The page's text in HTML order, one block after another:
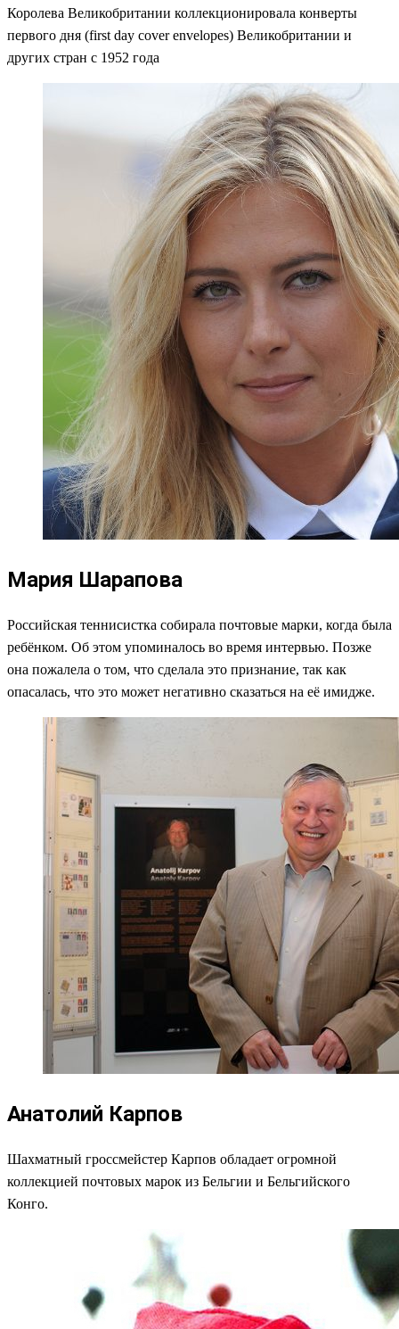
Королева Великобритании коллекционировала конверты
первого дня (first day cover envelopes) Великобритании и
других стран с 1952 года
Мария Шарапова
Российская теннисистка собирала почтовые марки, когда была
ребёнком. Об этом упоминалось во время интервью. Позже
она пожалела о том, что сделала это признание, так как
опасалась, что это может негативно сказаться на её имидже.
Анатолий Карпов
Шахматный гроссмейстер Карпов обладает огромной
коллекцией почтовых марок из Бельгии и Бельгийского
Конго.